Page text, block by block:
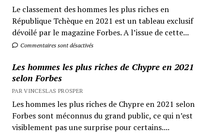
Le classement des hommes les plus riches en
République Tchèque en 2021 est un tableau exclusif
dévoilé par le magazine Forbes. A l’issue de cette...
Commentaires sont désactivés
Les hommes les plus riches de Chypre en 2021
selon Forbes
PAR VINCESLAS PROSPER
Les hommes les plus riches de Chypre en 2021 selon
Forbes sont méconnus du grand public, ce qui n’est
visiblement pas une surprise pour certains....